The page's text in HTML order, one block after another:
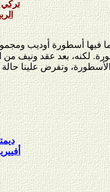
أسطورة أوديب
لكنه، بعد عقد ونيف من
الأسطورة، وتفرض علينا